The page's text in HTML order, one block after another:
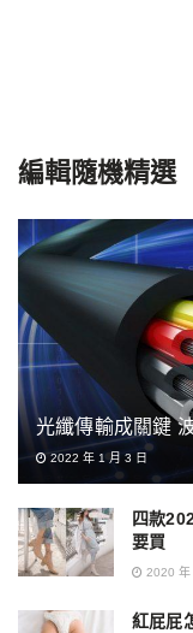
編輯隨機精選
光纖傳輸成關鍵
2022 年 1 月 3 日
四款
要買
2020 年
紅屁屁